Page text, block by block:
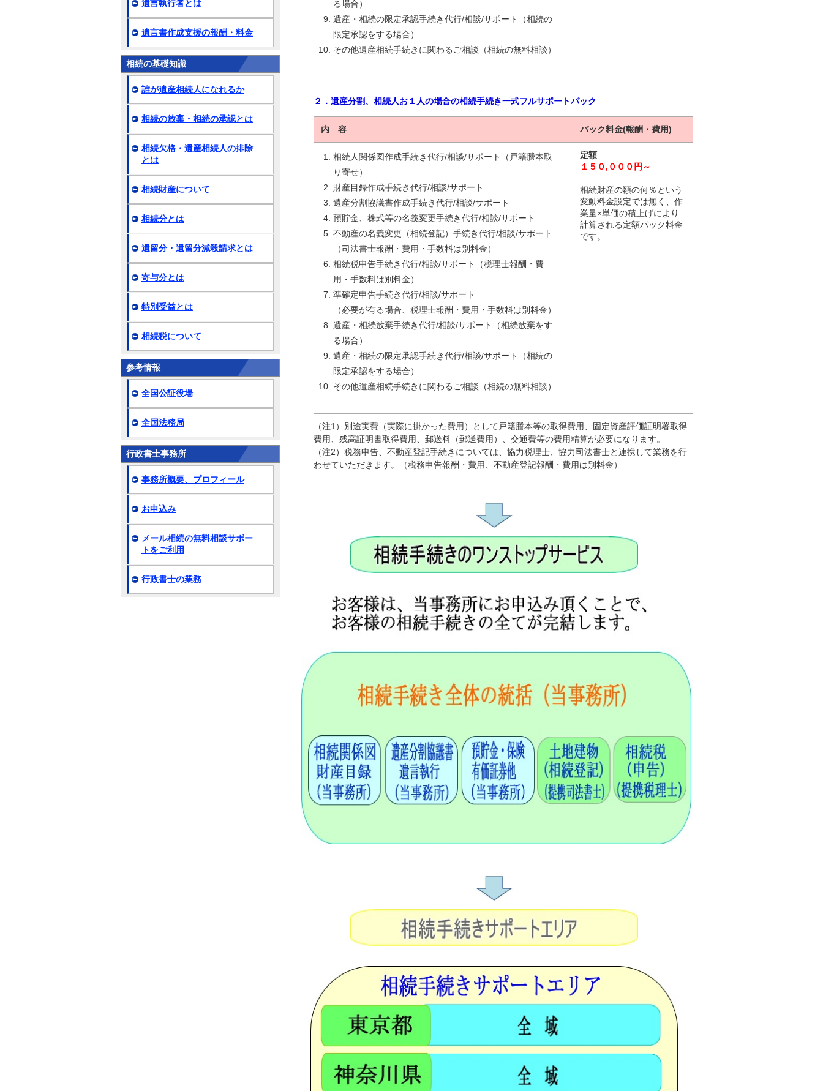
る場合）
遺産・相続の限定承認手続き代行/相談/サポート（相続の
限定承認をする場合）
その他遺産相続手続きに関わるご相談（相続の無料相談）
２．遺産分割、相続人お１人の場合の相続手続き一式フルサポートパック
内 容 パック料金(報酬・費用)
相続人関係図作成手続き代行/相談/サポート（戸籍謄本取
り寄せ）
財産目録作成手続き代行/相談/サポート
遺産分割協議書作成手続き代行/相談/サポート
預貯金、株式等の名義変更手続き代行/相談/サポート
不動産の名義変更（相続登記）手続き代行/相談/サポート
（司法書士報酬・費用・手数料は別料金）
相続税申告手続き代行/相談/サポート（税理士報酬・費
用・手数料は別料金）
準確定申告手続き代行/相談/サポート
（必要が有る場合、税理士報酬・費用・手数料は別料金）
遺産・相続放棄手続き代行/相談/サポート（相続放棄をす
る場合）
遺産・相続の限定承認手続き代行/相談/サポート（相続の
限定承認をする場合）
その他遺産相続手続きに関わるご相談（相続の無料相談）
定額
１５０,０００円～
相続財産の額の何％という
変動料金設定では無く、作
業量×単価の積上げにより
計算される定額パック料金
です。
（注1）別途実費（実際に掛かった費用）として戸籍謄本等の取得費用、固定資産評価証明署取得
費用、残高証明書取得費用、郵送料（郵送費用）、交通費等の費用精算が必要になります。
（注2）税務申告、不動産登記手続きについては、協力税理士、協力司法書士と連携して業務を行
わせていただきます。（税務申告報酬・費用、不動産登記報酬・費用は別料金）
遺言執行者とは
遺言書作成支援の報酬・料金
相続の基礎知識
誰が遺産相続人になれるか
相続の放棄・相続の承認とは
相続欠格・遺産相続人の排除
とは
相続財産について
相続分とは
遺留分・遺留分減殺請求とは
寄与分とは
特別受益とは
相続税について
参考情報
全国公証役場
全国法務局
行政書士事務所
事務所概要、プロフィール
お申込み
メール相続の無料相談サポー
トをご利用
行政書士の業務